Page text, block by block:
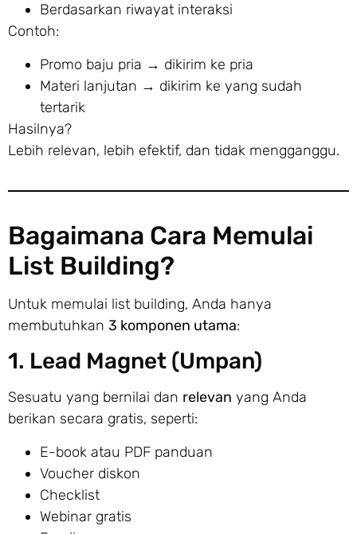
Berdasarkan riwayat interaksi
Contoh:
Promo baju pria → dikirim ke pria
Materi lanjutan → dikirim ke yang sudah
tertarik
Hasilnya?
Lebih relevan, lebih efektif, dan tidak mengganggu.
Bagaimana Cara Memulai
List Building?
Untuk memulai list building, Anda hanya
membutuhkan 3 komponen utama:
1. Lead Magnet (Umpan)
Sesuatu yang bernilai dan relevan yang Anda
berikan secara gratis, seperti:
E-book atau PDF panduan
Voucher diskon
Checklist
Webinar gratis